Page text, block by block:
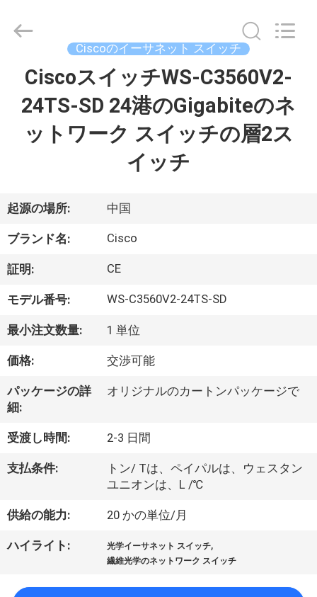
ビ
デ
オ
わ
た
し
に
つ
い
LonRise
Equipment
Ciscoのイーサネット スイッチ
CiscoスイッチWS-C3560V2-
24TS-SD 24港のGigabiteのネ
ットワーク スイッチの層2ス
イッチ
起源の場所: 中国
ブランド名: Cisco
証明: CE
モデル番号: WS-C3560V2-24TS-SD
最小注文数量: 1 単位
価格: 交渉可能
パッケージの詳
細:
オリジナルのカートンパッケージで
受渡し時間: 2-3 日間
支払条件:
トン/ Tは、ペイパルは、ウェスタン
ユニオンは、L /℃
供給の能力: 20 かの単位/月
ハイライト: 光学イーサネット スイッチ,
繊維光学のネットワーク スイッチ